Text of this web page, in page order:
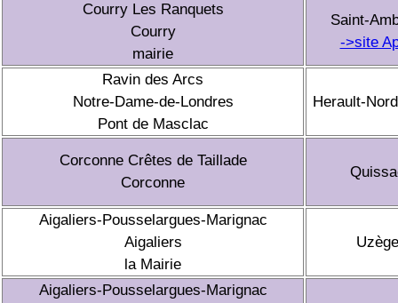
Courry Les Ranquets
Courry
mairie
Saint-
->site
Ravin des Arcs
Notre-Dame-de-Londres
Pont de Masclac
Herault-
Corconne Crêtes de Taillade
Corconne
Aigaliers-Pousselargues-Marignac
Aigaliers
la Mairie
Uzège
Aigaliers-Pousselargues-Marignac